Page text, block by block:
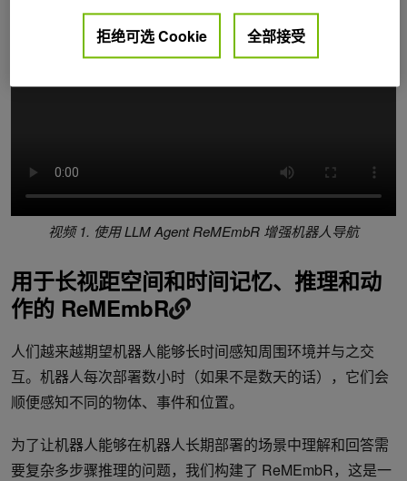
视频 1. 使用 LLM Agent ReMEmbR 增强机器人导航
用于长视距空间和时间记忆、推理和动
作的 ReMEmbR
人们越来越期望机器人能够长时间感知周围环境并与之交
互。机器人每次部署数小时（如果不是数天的话），它们会
顺便感知不同的物体、事件和位置。
为了让机器人能够在机器人长期部署的场景中理解和回答需
要复杂多步骤推理的问题，我们构建了 ReMEmbR，这是一
拒绝可选 Cookie 全部接受